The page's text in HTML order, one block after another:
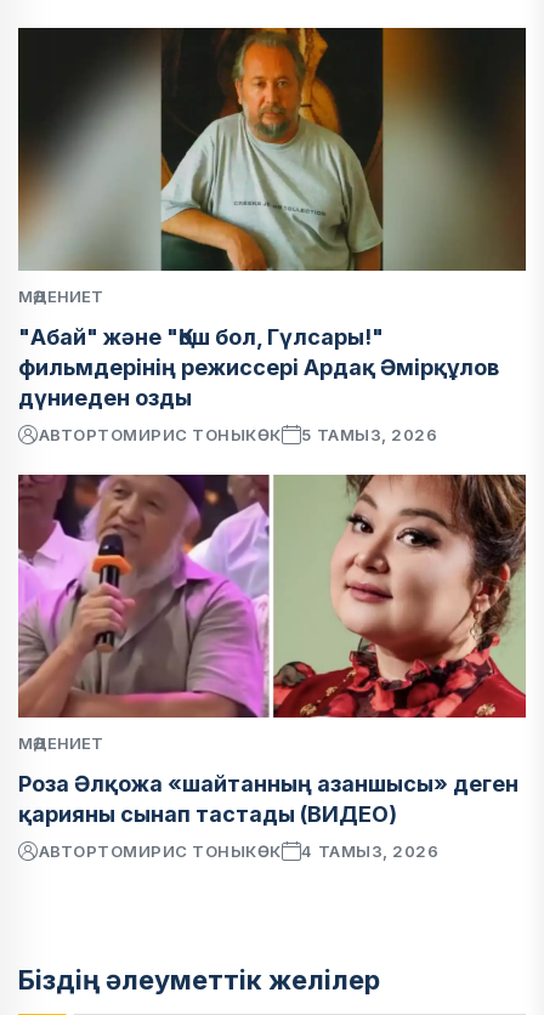
МӘДЕНИЕТ
"Абай" және "Қош бол, Гүлсары!"
фильмдерінің режиссері Ардақ Әмірқұлов
дүниеден озды
АВТОРТОМИРИС ТОНЫКӨК 5 ТАМЫЗ, 2026
МӘДЕНИЕТ
Роза Әлқожа «шайтанның азаншысы» деген
қарияны сынап тастады (ВИДЕО)
АВТОРТОМИРИС ТОНЫКӨК 4 ТАМЫЗ, 2026
Біздің әлеуметтік желілер